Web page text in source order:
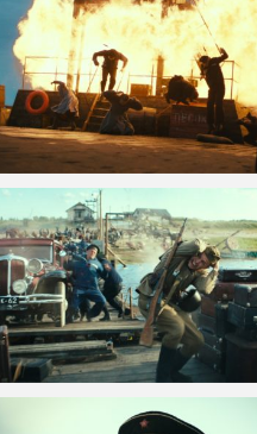
VOIR LA PHOTO EN GRAND
VOIR LA PHOTO EN GRAND